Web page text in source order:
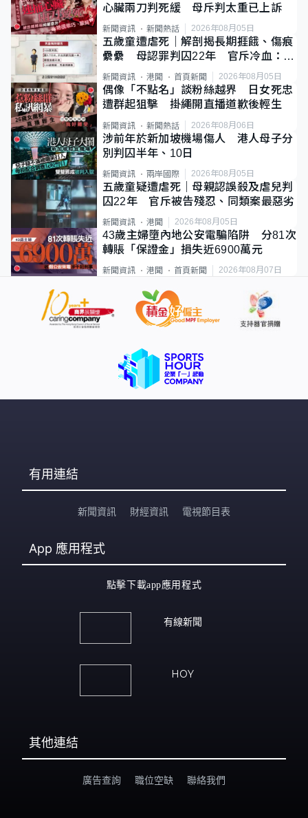
心臟兩刀判死緩 母斥判太重已上訴
新聞資訊 新聞熱話 2026年08月05日
五歲童遭虐死｜解剖揭長期捱餓、傷痕
纍纍 母認罪判囚22年 官斥冷血：同
類案最惡劣
新聞資訊 港聞 首頁新聞 2026年08月05日
偶像「不點名」談粉絲越界 日女死忠
遭群起狙擊 掛繩開直播道歉後輕生
新聞資訊 新聞熱話 2026年08月06日
涉前年於新加坡機場傷人 港人母子分
別判囚半年、10日
新聞資訊 兩岸國際 2026年08月05日
五歲童疑遭虐死｜母親認誤殺及虐兒判
囚22年 官斥被告殘忍、同類案最惡劣
新聞資訊 港聞 2026年08月05日
43歲主婦墮內地公安電騙陷阱 分81次
轉賬「保證金」損失近6900萬元
新聞資訊 港聞 首頁新聞 2026年08月07日
有用連結
新聞資訊 財經資訊 電視節目表
App 應用程式
點擊下載app應用程式
有線新聞
HOY
其他連結
廣告查詢 職位空缺 聯絡我們